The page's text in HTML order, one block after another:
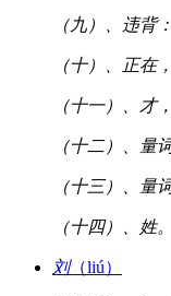
（九）、违背
（十）、正在
（十一）、才
（十二）、量
（十三）、量
（十四）、姓。
刘（liú）